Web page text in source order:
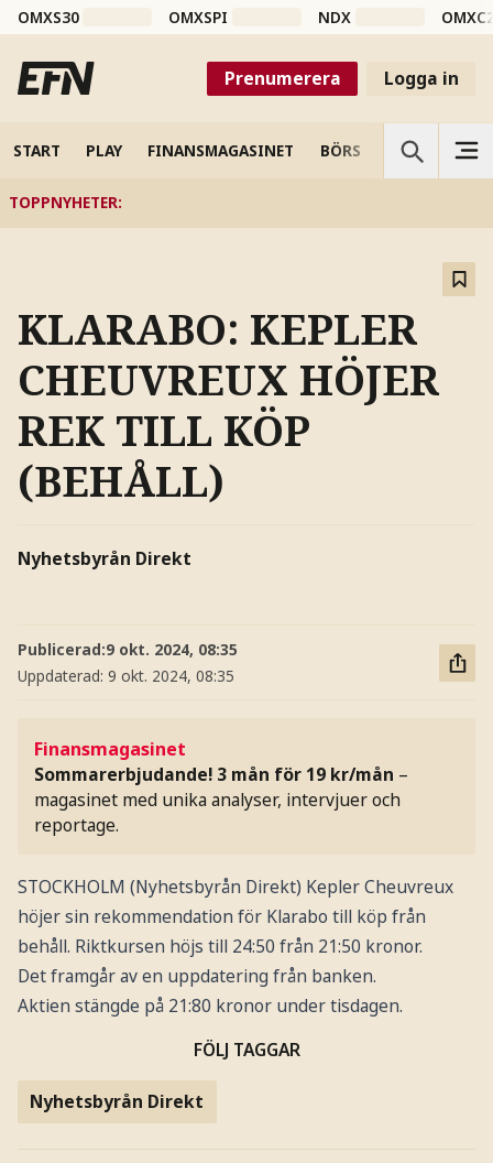
OMXS30 OMXSPI NDX
Prenumerera Logga in
START PLAY FINANSMAGASINET BÖRS VETENSKAP
TOPPNYHETER:
KLARABO: KEPLER
CHEUVREUX HÖJER
REK TILL KÖP
(BEHÅLL)
Nyhetsbyrån Direkt
Publicerad:9 okt. 2024, 08:35
Uppdaterad: 9 okt. 2024, 08:35
Finansmagasinet
Sommarerbjudande! 3 mån för 19 kr/mån –
magasinet med unika analyser, intervjuer och
reportage.
STOCKHOLM (Nyhetsbyrån Direkt) Kepler Cheuvreux
höjer sin rekommendation för Klarabo till köp från
behåll. Riktkursen höjs till 24:50 från 21:50 kronor.
Det framgår av en uppdatering från banken.
Aktien stängde på 21:80 kronor under tisdagen.
FÖLJ TAGGAR
Nyhetsbyrån Direkt